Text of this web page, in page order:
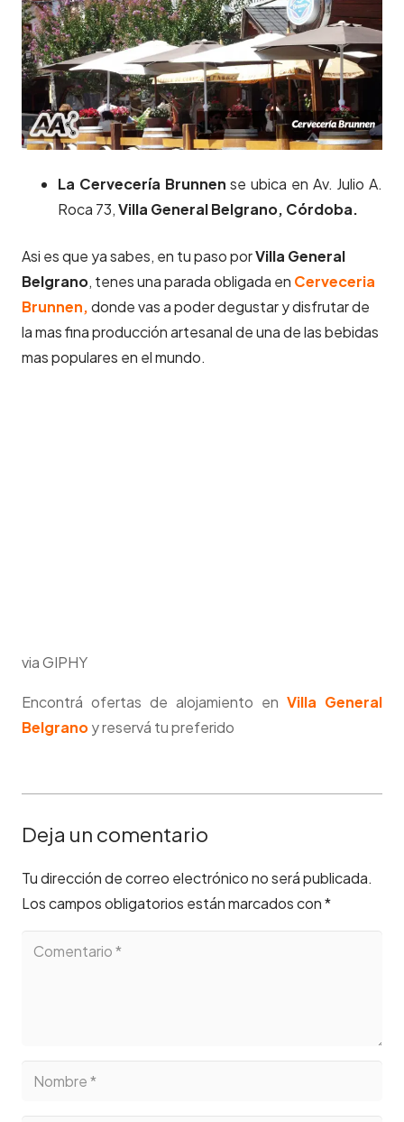
La Cervecería Brunnen se ubica en Av. Julio A.
Roca 73,Villa General Belgrano, Córdoba.
Asi es que ya sabes, en tu paso porVilla General
Belgrano, tenes una parada obligada en Cerveceria
Brunnen,donde vas a poder degustar y disfrutar de
la mas fina producción artesanal de una de las bebidas
mas populares en el mundo.
via GIPHY
Encontrá ofertas de alojamiento en Villa General
Belgranoy reservá tu preferido
Deja un comentario
Tu dirección de correo electrónico no será publicada.
Los campos obligatorios están marcados con*